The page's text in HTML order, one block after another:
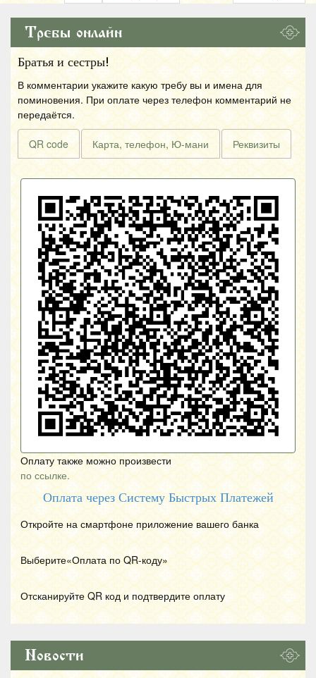
Требы онлайн
Братья и сестры!
В комментарии укажите какую требу вы и имена для
поминовения. При оплате через телефон комментарий не
передаётся.
QR code Карта, телефон, Ю-мани Реквизиты
Оплату также можно произвести
по ссылке.
Оплата через Систему Быстрых Платежей
Откройте на смартфоне приложение вашего банка
Выберите«Оплата по QR-коду»
Отсканируйте QR код и подтвердите оплату
Новости